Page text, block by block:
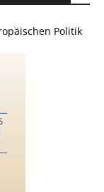
Politik